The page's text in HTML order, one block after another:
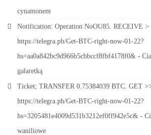
cynamonem
Notification: Operation NoOU85. RECEIVE >
https://telegra.ph/Get-BTC-right-now-01-22?
hs=aa0a842bc9d966b5cbbccf8fbf4178f0& -
galaretką
Ticket; TRANSFER 0.75384039 BTC. GET
https://telegra.ph/Get-BTC-right-now-01-22?
hs=3205481e4009d531b3212ef0ff942e5c& -
waniliowe